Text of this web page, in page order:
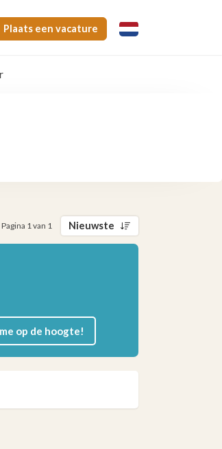
Plaats een vacature
Pagina 1 van 1 Nieuwste
op de hoogte!